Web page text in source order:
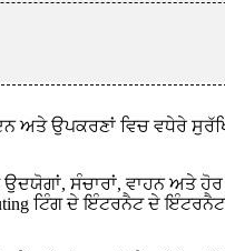
ਅਤੇ ਉਪਕਰਣਾਂ ਵਿਚ ਵਧੇਰੇ
ਉਦਯੋਗਾਂ, ਸੰਚਾਰਾਂ, ਵਾਹਨ ਅਤੇ
ਟਿੰਗ ਦੇ ਇੰਟਰਨੈਟ ਦੇ